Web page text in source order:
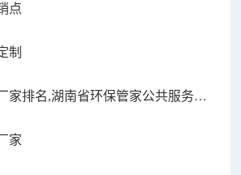
点
制
家排名,湖南省环保管家公共服务平
家